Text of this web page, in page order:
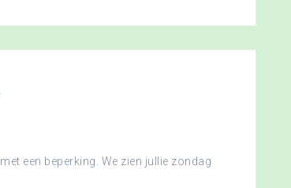
een beperking. We zien jullie zondag